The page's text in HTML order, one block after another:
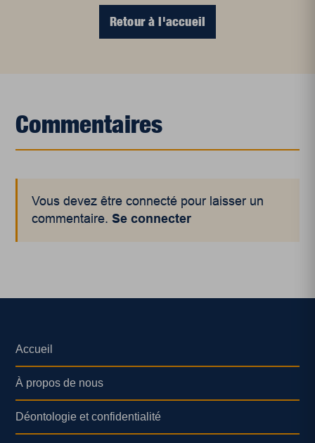
Retour à l'accueil
Commentaires
Vous devez être connecté pour laisser un
commentaire.Se connecter
Accueil
À propos de nous
Déontologie et confidentialité